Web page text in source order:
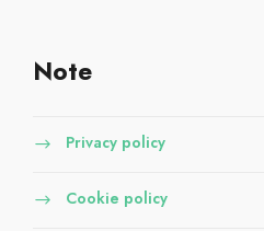
Note
Privacy policy
Cookie policy